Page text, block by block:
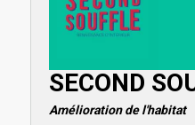
SECOND
Amélioration de l'habitat